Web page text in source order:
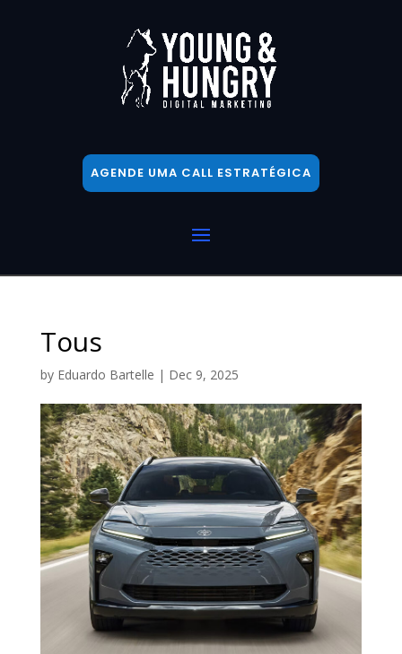
AGENDE UMA CALL ESTRATÉGICA
Tous
by Eduardo Bartelle | Dec 9, 2025